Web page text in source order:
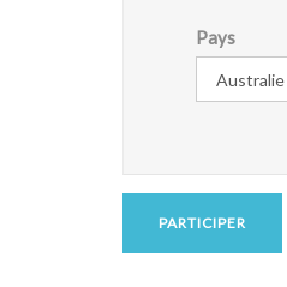
Pays
PARTICIPER